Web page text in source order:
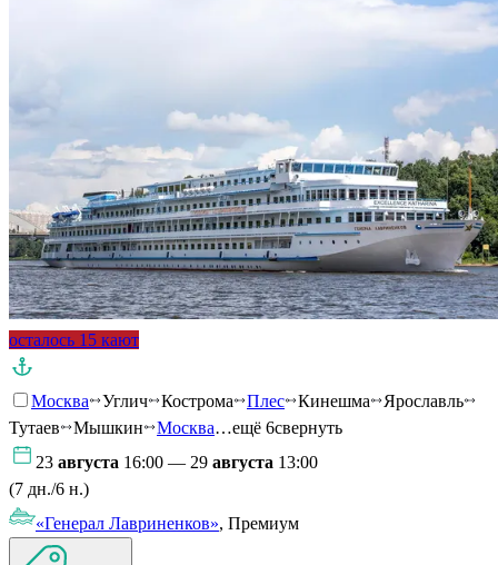
осталось 15 кают
Москва Углич Кострома Плес Кинешма
Ярославль
Тутаев
Мышкин Москва…ещё 6свернуть
23 августа 16:00 — 29 августа 13:00
(7 дн./6 н.)
«Генерал Лавриненков», Премиум